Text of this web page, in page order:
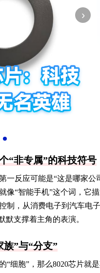
›
“非专属”的科技符号
一反应可能是“这是哪家公
像“智能手机”这个词，它
制，从消费电子到汽车
默支撑着主角的表演。
族”与“分支”
“细胞”，那么8020芯片就